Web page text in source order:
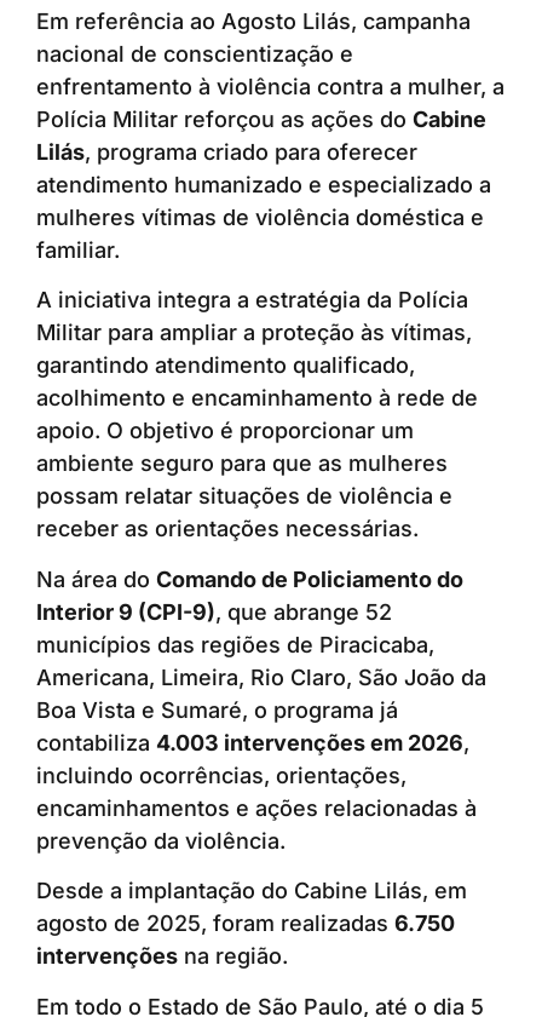
Em referência ao Agosto Lilás, campanha
nacional de conscientização e
enfrentamento à violência contra a mulher, a
Polícia Militar reforçou as ações do Cabine
Lilás, programa criado para oferecer
atendimento humanizado e especializado a
mulheres vítimas de violência doméstica e
familiar.
A iniciativa integra a estratégia da Polícia
Militar para ampliar a proteção às vítimas,
garantindo atendimento qualificado,
acolhimento e encaminhamento à rede de
apoio. O objetivo é proporcionar um
ambiente seguro para que as mulheres
possam relatar situações de violência e
receber as orientações necessárias.
Na área do Comando de Policiamento do
Interior 9 (CPI-9), que abrange 52
municípios das regiões de Piracicaba,
Americana, Limeira, Rio Claro, São João da
Boa Vista e Sumaré, o programa já
contabiliza 4.003 intervenções em 2026,
incluindo ocorrências, orientações,
encaminhamentos e ações relacionadas à
prevenção da violência.
Desde a implantação do Cabine Lilás, em
agosto de 2025, foram realizadas 6.750
intervenções na região.
Em todo o Estado de São Paulo, até o dia 5